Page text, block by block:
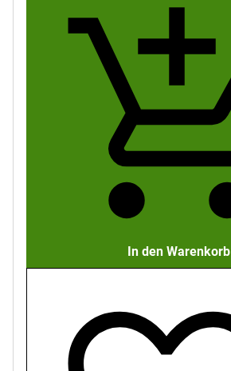
In den Warenkorb